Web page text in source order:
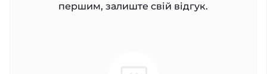
першим, залиште свій відгук.